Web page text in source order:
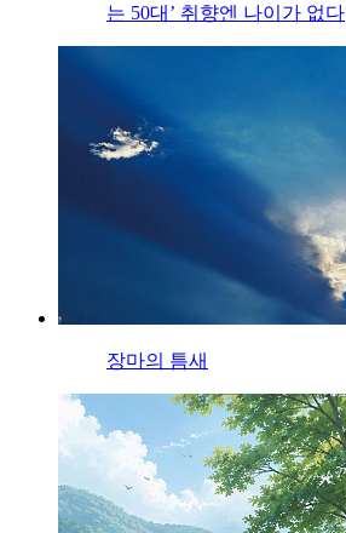
는 50대’ 취향엔 나이가 없다
장마의 틈새